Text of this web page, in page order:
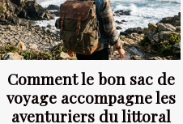
Comment le bon sac de
voyage accompagne les
aventuriers du littoral